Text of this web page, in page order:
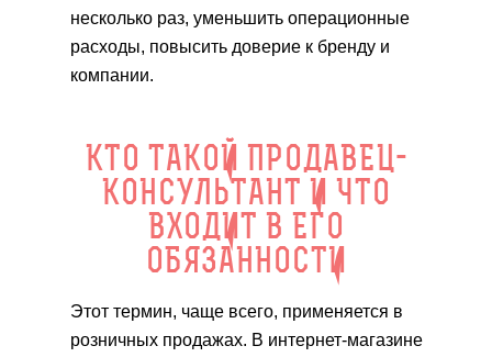
несколько раз, уменьшить операционные
расходы, повысить доверие к бренду и
компании.
КТО ТАКОЙ ПРОДАВЕЦ-
КОНСУЛЬТАНТ И ЧТО
ВХОДИТ В ЕГО
ОБЯЗАННОСТИ
Этот термин, чаще всего, применяется в
розничных продажах. В интернет-магазине